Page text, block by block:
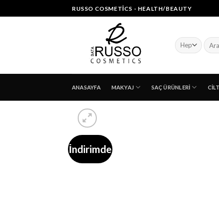
to
RUSSO COSMETICS - HEALTH/BEAUTY
Ara:
ANASAYFA MAKYAJ SAÇ ÜRÜNLERI
İndirimde